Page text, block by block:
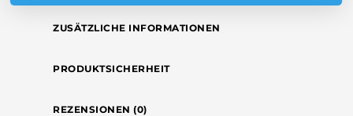
ZUSÄTZLICHE INFORMATIONEN
PRODUKTSICHERHEIT
REZENSIONEN (0)